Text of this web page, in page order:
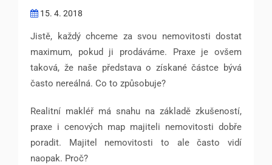
15. 4. 2018
Jistě, každý chceme za svou nemovitosti dostat
maximum, pokud ji prodáváme. Praxe je ovšem
taková, že naše představa o získané částce bývá
často nereálná. Co to způsobuje?
Realitní makléř má snahu na základě zkušeností,
praxe i cenových map majiteli nemovitosti dobře
poradit. Majitel nemovitosti to ale často vidí
naopak. Proč?